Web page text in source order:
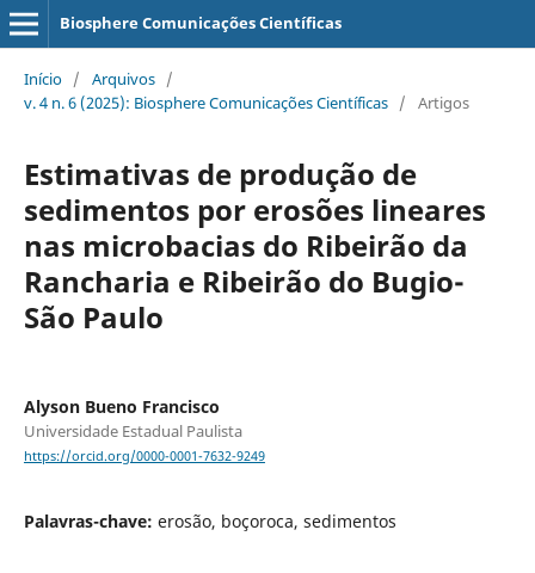
Biosphere Comunicações Científicas
Início / Arquivos /
v. 4 n. 6 (2025): Biosphere Comunicações Científicas / Artigos
Estimativas de produção de
sedimentos por erosões lineares
nas microbacias do Ribeirão da
Rancharia e Ribeirão do Bugio-
São Paulo
Alyson Bueno Francisco
Universidade Estadual Paulista
https://orcid.org/0000-0001-7632-9249
Palavras-chave: erosão, boçoroca, sedimentos